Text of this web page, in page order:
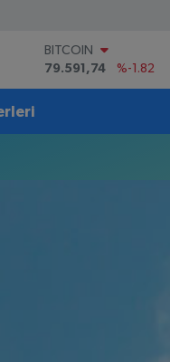
BITCOIN
79.591,74
%-1.82
DOLAR